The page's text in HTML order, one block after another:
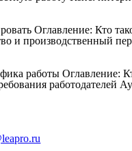
Оглавление: Кто
и производственный
работы Оглавление:
работодателей